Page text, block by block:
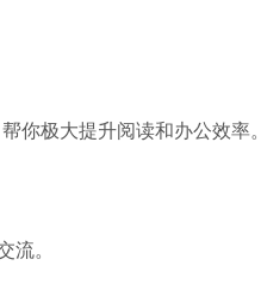
你极大提升阅读和办公效率。
流。